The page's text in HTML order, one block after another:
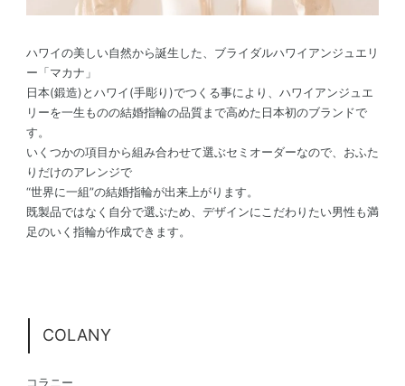
ハワイの美しい自然から誕生した、ブライダルハワイアンジュエリ
ー「マカナ」
日本(鍛造)とハワイ(手彫り)でつくる事により、ハワイアンジュエ
リーを一生ものの結婚指輪の品質まで高めた日本初のブランドで
す。
いくつかの項目から組み合わせて選ぶセミオーダーなので、おふた
りだけのアレンジで
“世界に一組”の結婚指輪が出来上がります。
既製品ではなく自分で選ぶため、デザインにこだわりたい男性も満
足のいく指輪が作成できます。
COLANY
コラニー